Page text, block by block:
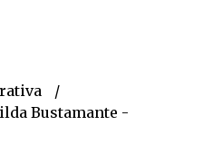
Bustamante -